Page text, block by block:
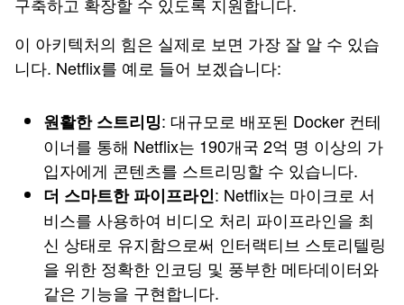
이 아키텍처의 힘은 실제로 보면 가장 잘 알 수 있습
니다. Netflix를 예로 들어 보겠습니다:
원활한 스트리밍: 대규모로 배포된 Docker 컨테
이너를 통해 Netflix는 190개국 2억 명 이상의 가
입자에게 콘텐츠를 스트리밍할 수 있습니다.
더 스마트한 파이프라인: Netflix는 마이크로 서
비스를 사용하여 비디오 처리 파이프라인을 최
신 상태로 유지함으로써 인터랙티브 스토리텔링
을 위한 정확한 인코딩 및 풍부한 메타데이터와
같은 기능을 구현합니다.